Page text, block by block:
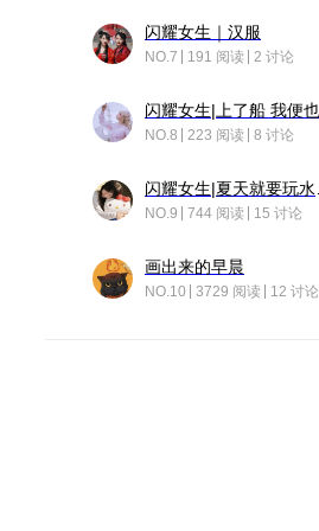
闪耀女生｜汉服
NO.7 191 阅读 2 讨论
NO.8 223 阅读 8 讨论
NO.9 744 阅读 15 讨论
画出来的早晨
NO.10 3729 阅读 12 讨论